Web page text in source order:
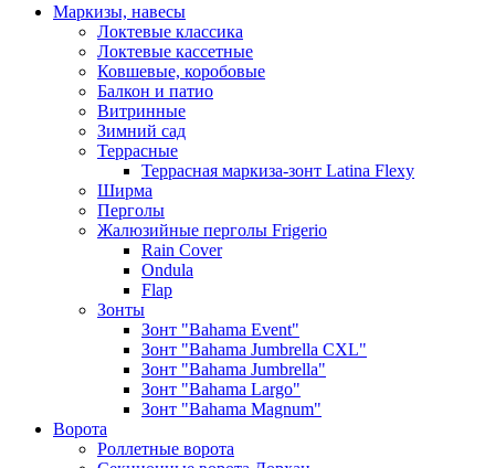
Маркизы, навесы
Локтевые классика
Локтевые кассетные
Ковшевые, коробовые
Балкон и патио
Витринные
Зимний сад
Террасные
Террасная маркиза-зонт Latina Flexy
Ширма
Перголы
Жалюзийные перголы Frigerio
Rain Cover
Ondula
Flap
Зонты
Зонт "Bahama Event"
Зонт "Bahama Jumbrella CXL"
Зонт "Bahama Jumbrella"
Зонт "Bahama Largo"
Зонт "Bahama Magnum"
Ворота
Роллетные ворота